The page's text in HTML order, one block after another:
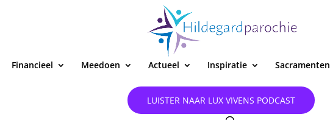
Financieel Meedoen Actueel Inspiratie Sacramenten
LUISTER NAAR LUX VIVENS PODCAST